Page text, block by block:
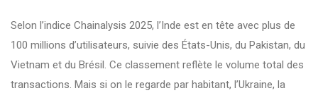
Selon l’indice Chainalysis 2025, l’Inde est en tête avec plus de
100 millions d’utilisateurs, suivie des États-Unis, du Pakistan, du
Vietnam et du Brésil. Ce classement reflète le volume total des
transactions. Mais si on le regarde par habitant, l’Ukraine, la